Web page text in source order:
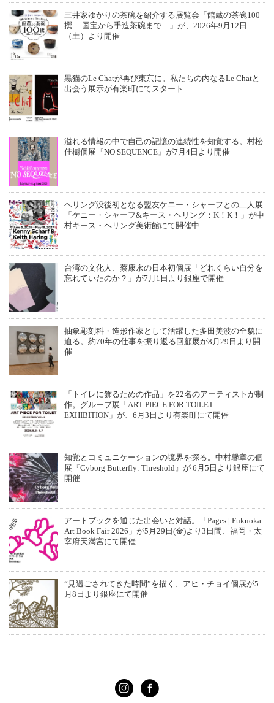
三井家ゆかりの茶碗を紹介する展覧会「館蔵の茶碗100
撰 ―国宝から手造茶碗まで―」が、2026年9月12日
（土）より開催
黒猫のLe Chatが再び東京に。私たちの内なるLe Chatと
出会う展示が有楽町にてスタート
溢れる情報の中で自己の記憶の連続性を知覚する。村松
佳樹個展『NO SEQUENCE』が7月4日より開催
ヘリング没後初となる盟友ケニー・シャーフとの二人展
「ケニー・シャーフ&キース・ヘリング：K！K！」が中
村キース・ヘリング美術館にて開催中
台湾の文化人、蔡康永の日本初個展「どれくらい自分を
忘れていたのか？」が7月1日より銀座で開催
抽象彫刻科・造形作家として活躍した多田美波の全貌に
迫る。約70年の仕事を振り返る回顧展が8月29日より開
催
「トイレに飾るための作品」を22名のアーティストが制
作。グループ展「ART PIECE FOR TOILET
EXHIBITION」が、6月3日より有楽町にて開催
知覚とコミュニケーションの境界を探る。中村馨章の個
展『Cyborg Butterfly: Threshold』が 6月5日より銀座にて
開催
アートブックを通じた出会いと対話。「Pages | Fukuoka
Art Book Fair 2026」が5月29日(金)より3日間、福岡・太
宰府天満宮にて開催
“見過ごされてきた時間”を描く、アヒ・チョイ個展が5
月8日より銀座にて開催